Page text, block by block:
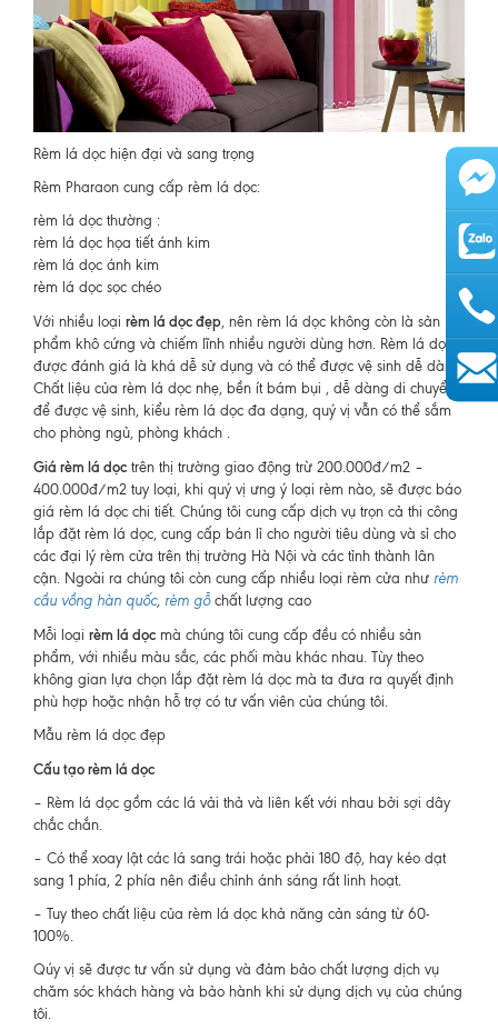
Rèm lá dọc hiện đại và sang trọng
Rèm Pharaon cung cấp rèm lá dọc:
rèm lá dọc thường :
rèm lá dọc họa tiết ánh kim
rèm lá dọc ánh kim
rèm lá dọc sọc chéo
Với nhiều loại rèm lá dọc đẹp, nên rèm lá dọc không còn là sản
phẩm khô cứng và chiếm lĩnh nhiều người dùng hơn. Rèm lá dọc
được đánh giá là khá dễ sử dụng và có thể được vệ sinh dễ dàng.
Chất liệu của rèm lá dọc nhẹ, bền ít bám bụi , dễ dàng di chuyển
để được vệ sinh, kiểu rèm lá dọc đa dạng, quý vị vẫn có thể sắm
cho phòng ngủ, phòng khách .
Giá rèm lá dọc trên thị trường giao động trừ 200.000đ/m2 –
400.000đ/m2 tuy loại, khi quý vị ưng ý loại rèm nào, sẽ được báo
giá rèm lá dọc chi tiết. Chúng tôi cung cấp dịch vụ trọn cả thi công
lắp đặt rèm lá dọc, cung cấp bán lỉ cho người tiêu dùng và sỉ cho
các đại lý rèm cửa trên thị trường Hà Nội và các tỉnh thành lân
cận. Ngoài ra chúng tôi còn cung cấp nhiều loại rèm cửa như rèm
cầu vồng hàn quốc, rèm gỗ chất lượng cao
Mỗi loại rèm lá dọc mà chúng tôi cung cấp đều có nhiều sản
phẩm, với nhiều màu sắc, các phối màu khác nhau. Tùy theo
không gian lựa chọn lắp đặt rèm lá dọc mà ta đưa ra quyết định
phù hợp hoặc nhận hỗ trợ có tư vấn viên của chúng tôi.
Mẫu rèm lá dọc đẹp
Cấu tạo rèm lá dọc
– Rèm lá dọc gồm các lá vải thả và liên kết với nhau bởi sợi dây
chắc chắn.
– Có thể xoay lật các lá sang trái hoặc phải 180 độ, hay kéo dạt
sang 1 phía, 2 phía nên điều chỉnh ánh sáng rất linh hoạt.
– Tuy theo chất liệu của rèm lá dọc khả năng cản sáng từ 60-
100%.
Qúy vị sẽ được tư vấn sử dụng và đảm bảo chất lượng dịch vụ
chăm sóc khách hàng và bảo hành khi sử dụng dịch vụ của chúng
tôi.